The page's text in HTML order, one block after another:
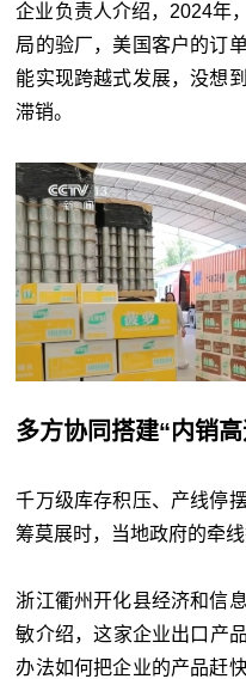
企业负责人介绍，2024年
局的验厂，美国客户的订
能实现跨越式发展，没想
滞销。
多方协同搭建“内销
千万级库存积压、产线停
筹莫展时，当地政府的牵
浙江衢州开化县经济和信
敏介绍，这家企业出口产
办法如何把企业的产品赶